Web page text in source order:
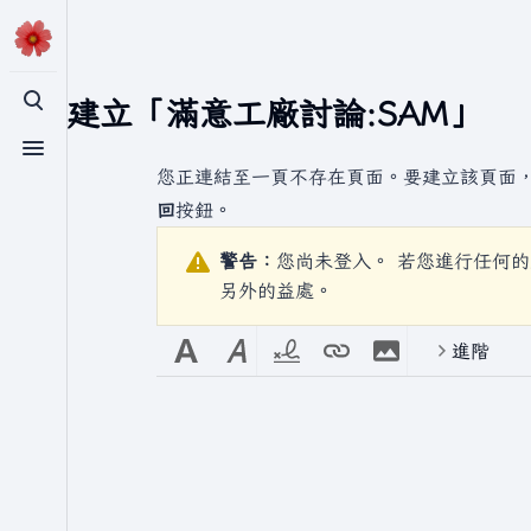
切換搜尋
切換選單
正在建立「滿意工廠討論:SAM 」
您正連結至一頁不存在頁面。要建立該頁面
回按鈕。
警告： 您尚未登入。 若您進行任何
另外的益處。
進階